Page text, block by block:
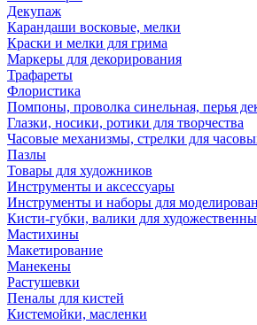
Декупаж
Карандаши восковые, мелки
Краски и мелки для грима
Маркеры для декорирования
Трафареты
Флористика
Помпоны, проволка синельная, перья
Глазки, носики, ротики для творчества
Часовые механизмы, стрелки для
Пазлы
Товары для художников
Инструменты и аксессуары
Инструменты и наборы для
Кисти-губки, валики для
Мастихины
Макетирование
Манекены
Растушевки
Пеналы для кистей
Кистемойки, масленки